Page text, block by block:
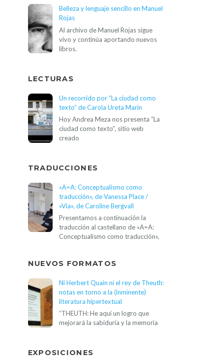
Belleza y lenguaje sencillo en Manuel
Rojas
Al archivo de Manuel Rojas sigue
vivo y continúa aportando nuevos
libros.
LECTURAS
Un recorrido por “La ciudad como
texto” de Carola Ureta Marin
Hoy Andrea Meza nos presenta “La
ciudad como texto”, sitio web
creado
TRADUCCIONES
«A=A: Conceptualismo como
traducción», de Vanessa Place /
«Via», de Caroline Bergvall
Presentamos a continuación la
traducción al castellano de «A=A:
Conceptualismo como traducción»,
NUEVOS FORMATOS
Ni Herbert Quain ni el rey de Theuth:
notas en torno a la (inminente)
literatura hipertextual
“THEUTH: He aquí un logro que
mejorará la sabiduría y la memoria
EXPOSICIONES